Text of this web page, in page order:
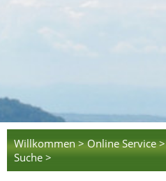
Willkommen > Online Service >
Suche >